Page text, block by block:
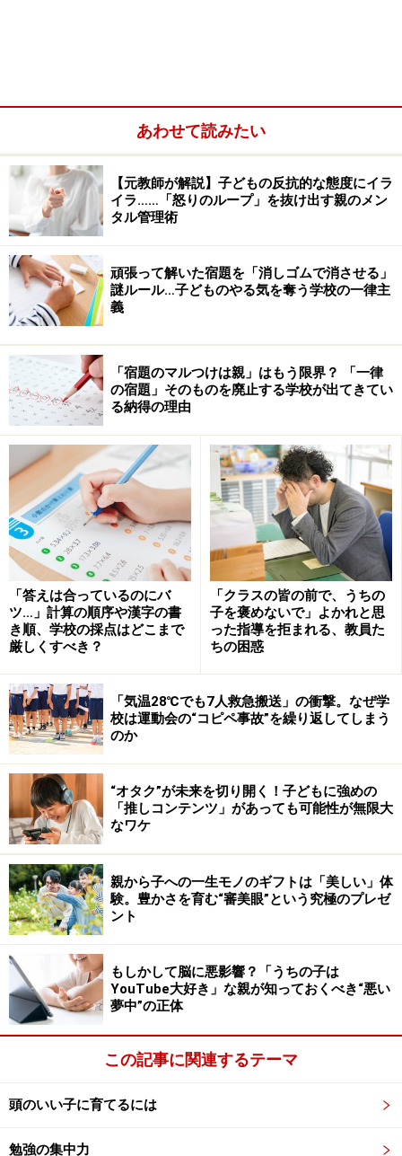
や閉塞感に強い違和感を覚えるようになっていったから
です。
小・中学校を合わせた9年間の義務教育は、社会人とし
ての基礎を築く大切な期間です。しかし、学校現場での
教育は、「これまで通り」という既成概念にとらわれて
いる部分が大きく、また子ども一人ひとりの個性や才能
を十分に伸ばせていないのではないかと感じていまし
た。
本来、教育とは「可能性を見つけ、育む」営みであるは
ず。でも、私自身もいつの間にか「教壇に縛られてい
る」ことに気付かされたのです。
このまま学校現場の在り方にとらわれていては成長は望
めないと感じた私は、学校外の学びの場にも足を運び、
それを現場で実践しようとしました。一般的に見れば革
新的に映る私の取り組みには、一部の同僚からは「そこ
までしなくてもいいんじゃない？」「これまで通りでい
いのでは？」という意見が聞かれたのも事実です。
そういった保守的とも取れる言葉は、私にとってはモチ
ベーションを下げるものでした。何より、子どもたちの
ために、よりよい教育を教員が一丸となって実現したと
いう思いがあったからこそ、悲しくも感じました。
そして、次第に学校教育という枠組みや職場環境が、自
分には合わないのかもしれないと感じるようになってい
きました。
あわせて読みたい
【元教師が解説】子どもの反抗的な態度にイラ
イラ……「怒りのループ」を抜け出す親のメン
タル管理術
頑張って解いた宿題を「消しゴムで消させる」
謎ルール…子どものやる気を奪う学校の一律主
義
「宿題のマルつけは親」はもう限界？ 「一律
の宿題」そのものを廃止する学校が出てきてい
る納得の理由
「答えは合っているのにバ
ツ…」計算の順序や漢字の書
き順、学校の採点はどこまで
厳しくすべき？
「クラスの皆の前で、うちの
子を褒めないで」よかれと思
った指導を拒まれる、教員た
ちの困惑
「気温28℃でも7人救急搬送」の衝撃。なぜ学
校は運動会の“コピペ事故”を繰り返してしまう
のか
“オタク”が未来を切り開く！子どもに強めの
「推しコンテンツ」があっても可能性が無限大
なワケ
親から子への一生モノのギフトは「美しい」体
験。豊かさを育む“審美眼”という究極のプレゼ
ント
もしかして脳に悪影響？「うちの子は
YouTube大好き」な親が知っておくべき“悪い
夢中”の正体
この記事に関連するテーマ
頭のいい子に育てるには
勉強の集中力